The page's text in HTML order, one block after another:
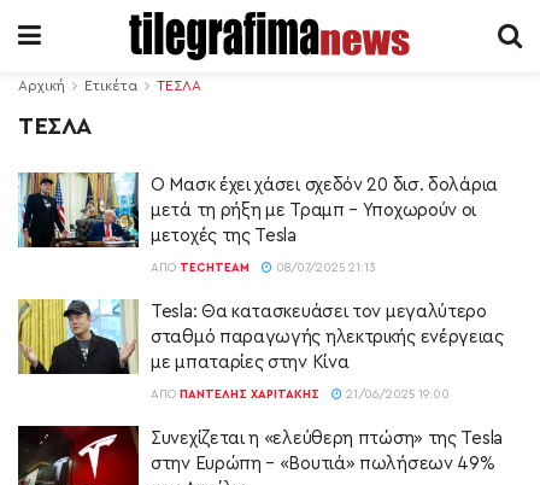
Αρχική Ετικέτα ΤΕΣΛΑ
ΤΕΣΛΑ
Ο Μασκ έχει χάσει σχεδόν 20 δισ. δολάρια
μετά τη ρήξη με Τραμπ – Υποχωρούν οι
μετοχές της Tesla
ΑΠΌ TECHTEAM 08/07/2025 21:13
Tesla: Θα κατασκευάσει τον μεγαλύτερο
σταθμό παραγωγής ηλεκτρικής ενέργειας
με μπαταρίες στην Κίνα
ΑΠΌ ΠΑΝΤΕΛΉΣ ΧΑΡΙΤΆΚΗΣ 21/06/2025 19:00
Συνεχίζεται η «ελεύθερη πτώση» της Tesla
στην Ευρώπη – «Βουτιά» πωλήσεων 49%